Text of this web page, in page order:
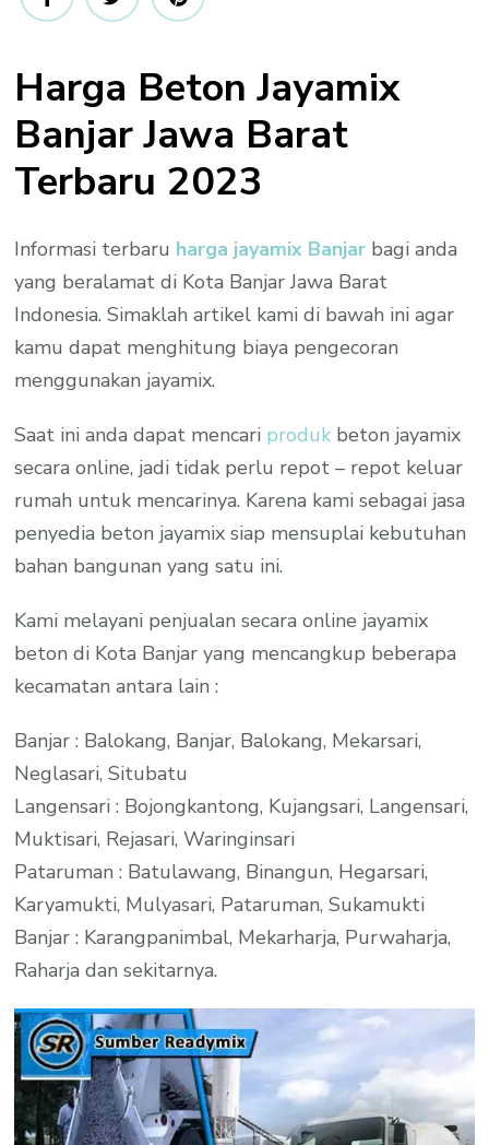
Harga Beton Jayamix
Banjar Jawa Barat
Terbaru 2023
Informasi terbaru harga jayamix Banjar bagi anda
yang beralamat di Kota Banjar Jawa Barat
Indonesia. Simaklah artikel kami di bawah ini agar
kamu dapat menghitung biaya pengecoran
menggunakan jayamix.
Saat ini anda dapat mencari produk beton jayamix
secara online, jadi tidak perlu repot – repot keluar
rumah untuk mencarinya. Karena kami sebagai jasa
penyedia beton jayamix siap mensuplai kebutuhan
bahan bangunan yang satu ini.
Kami melayani penjualan secara online jayamix
beton di Kota Banjar yang mencangkup beberapa
kecamatan antara lain :
Banjar : Balokang, Banjar, Balokang, Mekarsari,
Neglasari, Situbatu
Langensari : Bojongkantong, Kujangsari, Langensari,
Muktisari, Rejasari, Waringinsari
Pataruman : Batulawang, Binangun, Hegarsari,
Karyamukti, Mulyasari, Pataruman, Sukamukti
Banjar : Karangpanimbal, Mekarharja, Purwaharja,
Raharja dan sekitarnya.